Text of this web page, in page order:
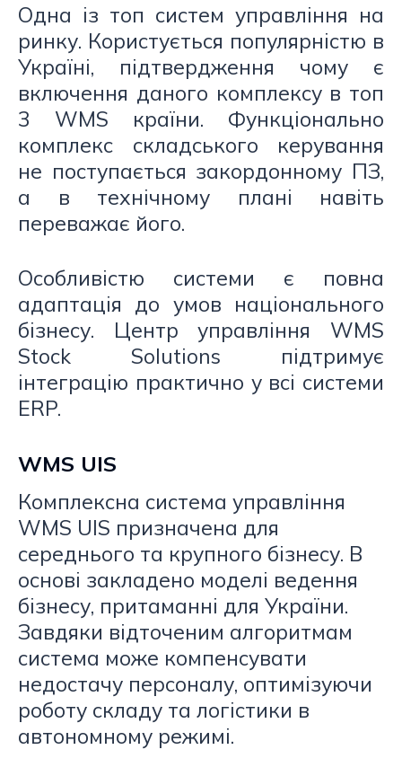
Одна із топ систем управління на
ринку. Користується популярністю в
Україні, підтвердження чому є
включення даного комплексу в топ
3 WMS країни. Функціонально
комплекс складського керування
не поступається закордонному ПЗ,
а в технічному плані навіть
переважає його.
Особливістю системи є повна
адаптація до умов національного
бізнесу. Центр управління WMS
Stock Solutions підтримує
інтеграцію практично у всі системи
ERP.
WMS UIS
Комплексна система управління
WMS UIS призначена для
середнього та крупного бізнесу. В
основі закладено моделі ведення
бізнесу, притаманні для України.
Завдяки відточеним алгоритмам
система може компенсувати
недостачу персоналу, оптимізуючи
роботу складу та логістики в
автономному режимі.